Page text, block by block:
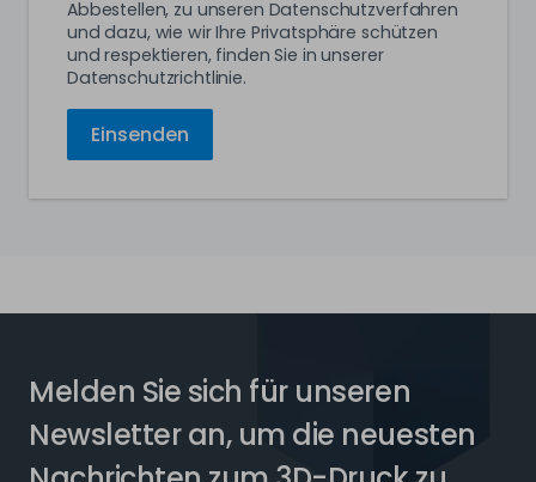
Abbestellen, zu unseren Datenschutzverfahren
und dazu, wie wir Ihre Privatsphäre schützen
und respektieren, finden Sie in unserer
Datenschutzrichtlinie.
Melden Sie sich für unseren
Newsletter an, um die neuesten